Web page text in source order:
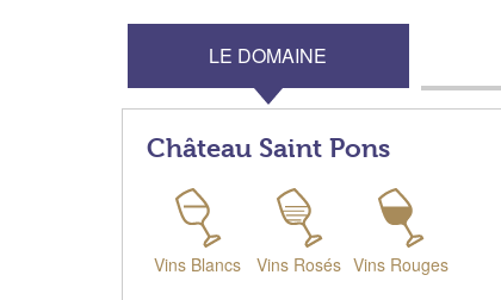
LE DOMAINE
Château Saint Pons
Vins Blancs Vins Rosés Vins Rouges